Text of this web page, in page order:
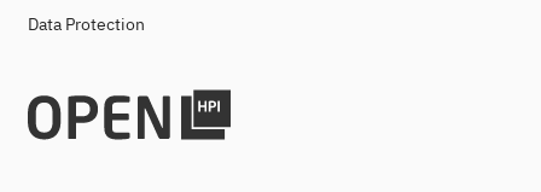
Data Protection